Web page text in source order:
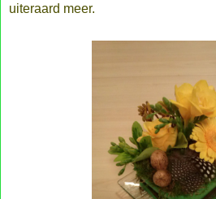
uiteraard meer.